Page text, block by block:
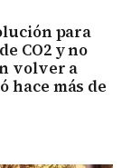
para
CO2 y no
volver a
hace más de